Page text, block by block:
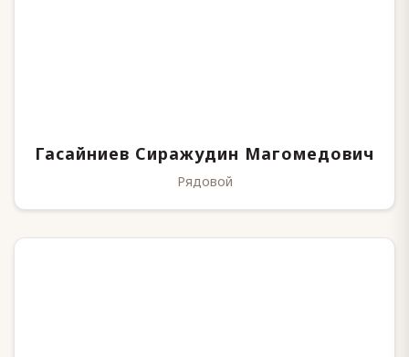
Гасайниев Сиражудин Магомедович
Рядовой